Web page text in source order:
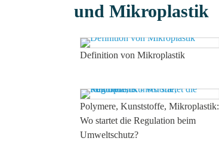
und Mikroplastik
Definition von Mikroplastik
Polymere, Kunststoffe, Mikroplastik:
Wo startet die Regulation beim
Umweltschutz?